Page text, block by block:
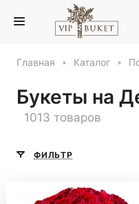
Главная Каталог
Букеты на
1013 товаров
ФИЛЬТР